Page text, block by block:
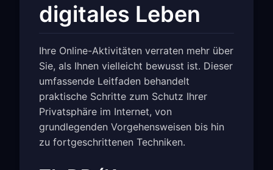
digitales Leben
Ihre Online-Aktivitäten verraten mehr über
Sie, als Ihnen vielleicht bewusst ist. Dieser
umfassende Leitfaden behandelt
praktische Schritte zum Schutz Ihrer
Privatsphäre im Internet, von
grundlegenden Vorgehensweisen bis hin
zu fortgeschrittenen Techniken.